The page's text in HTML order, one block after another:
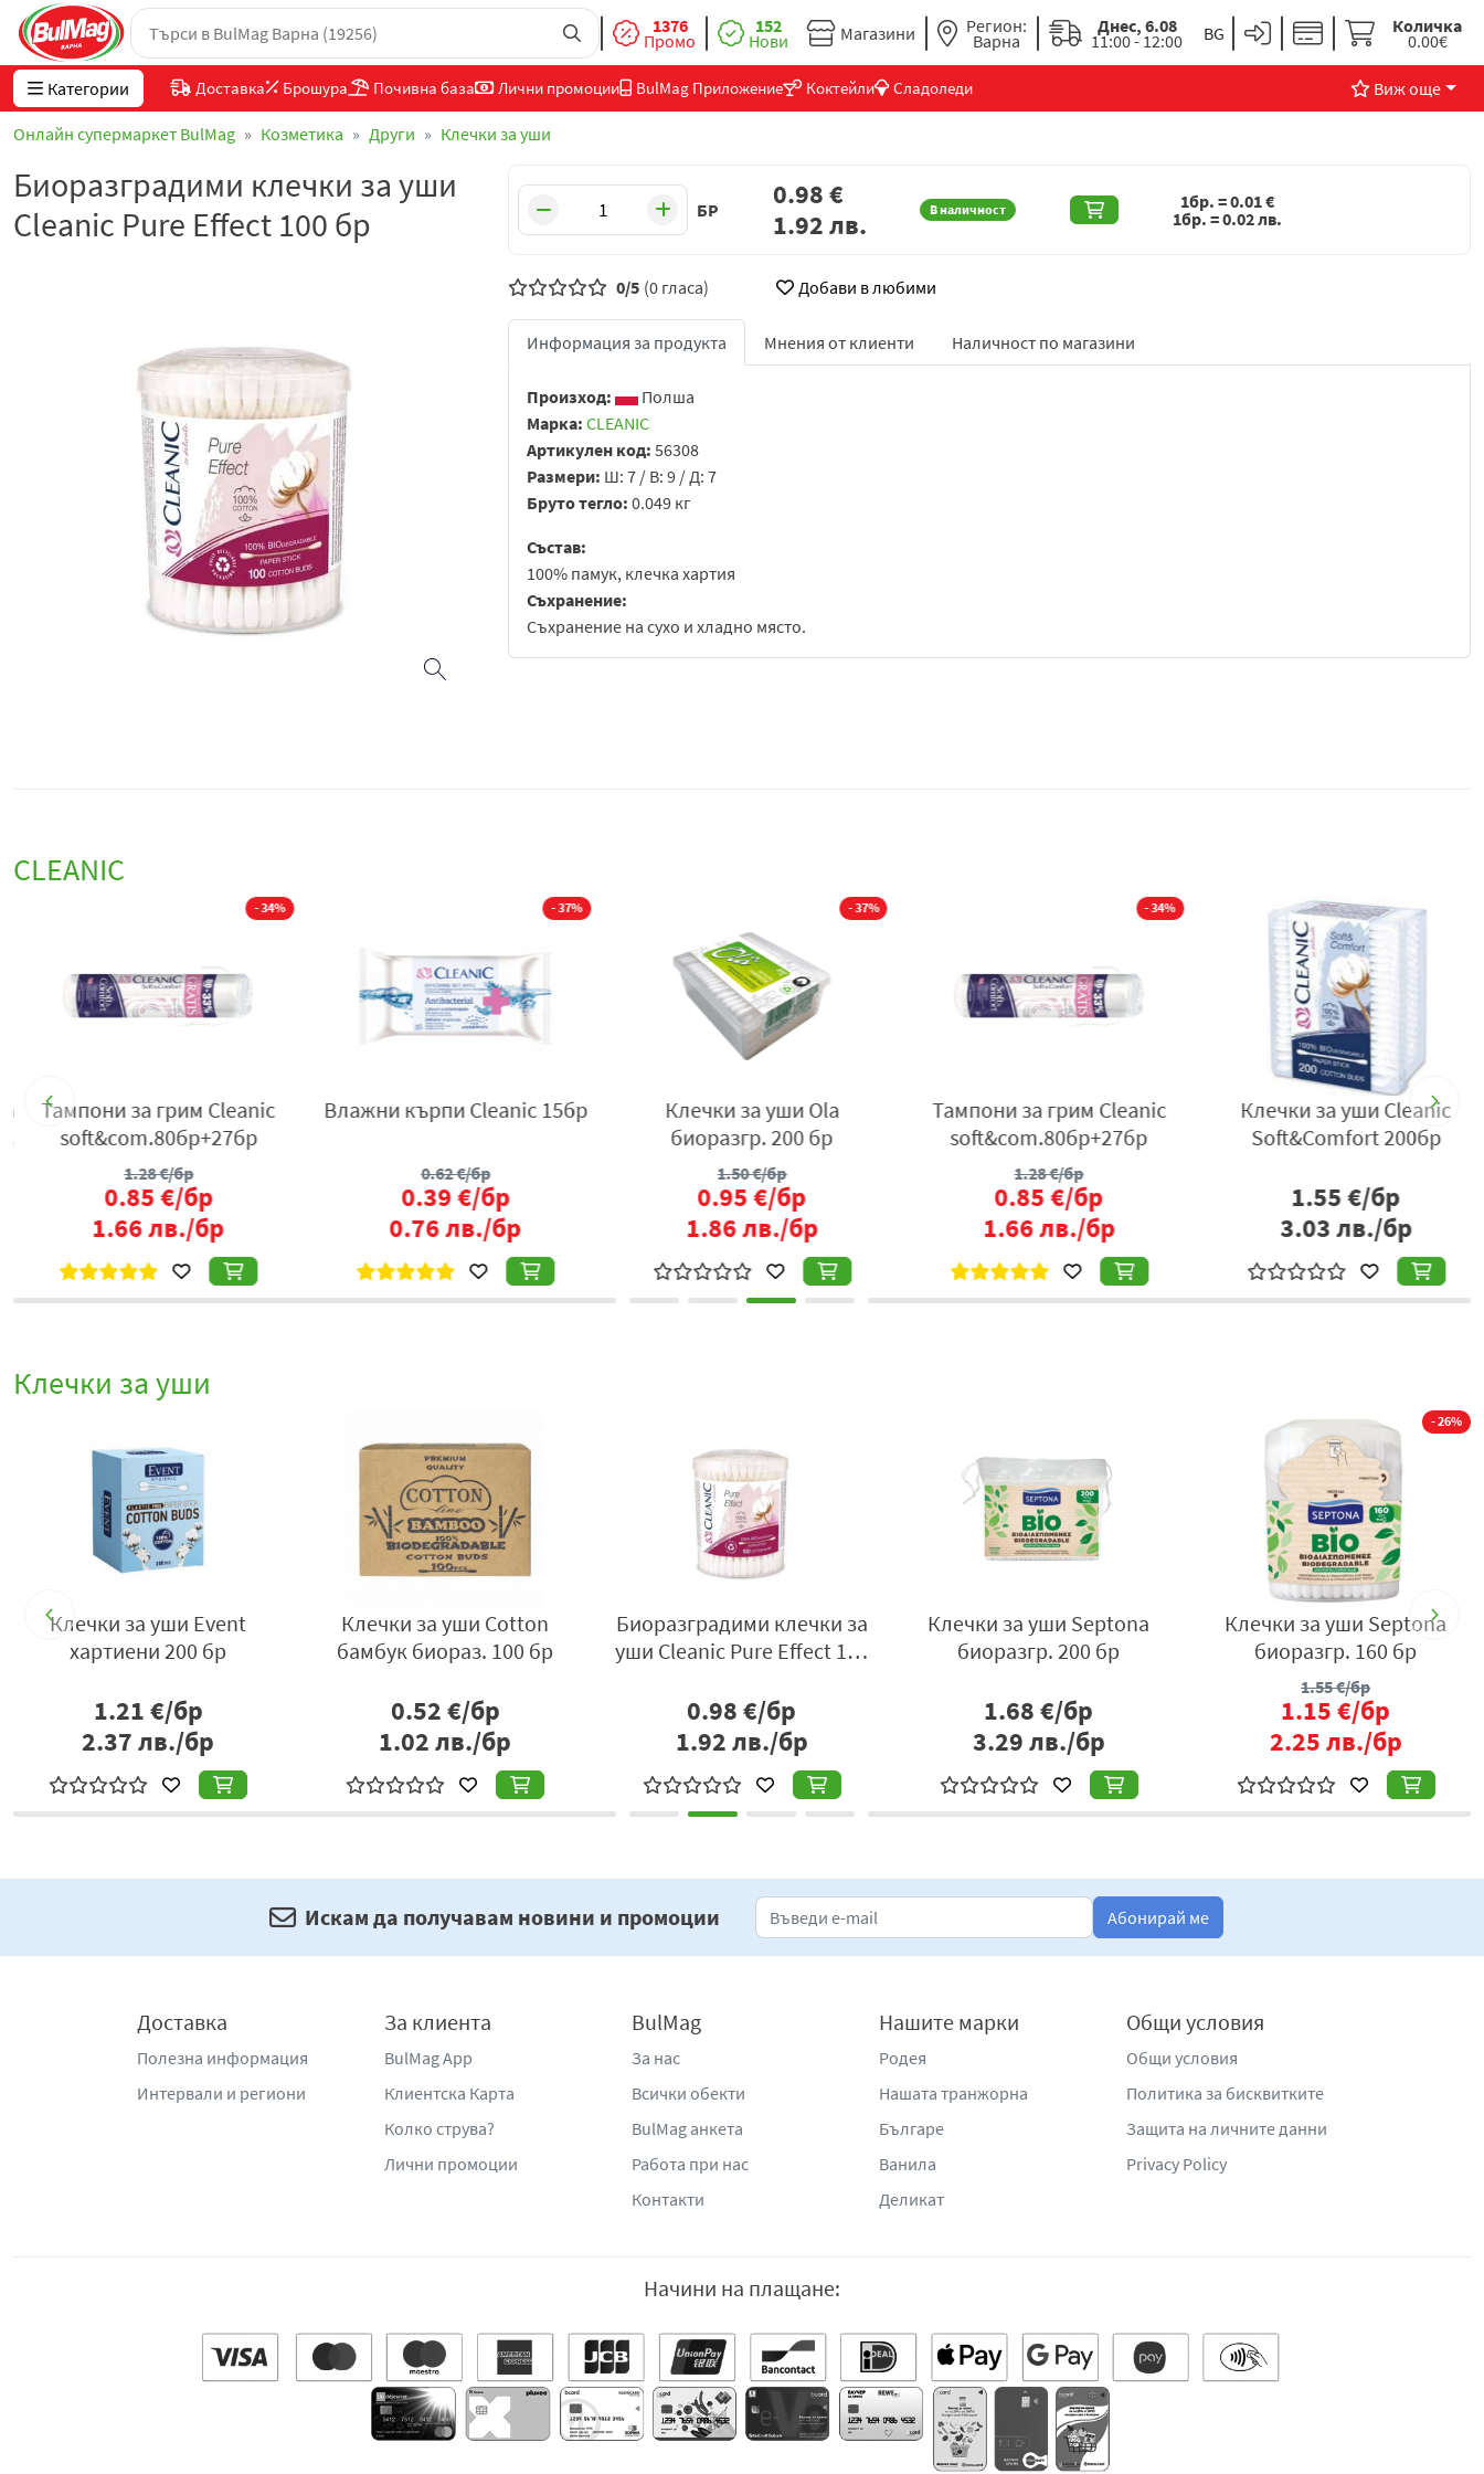
1376
Промо
152
Нови Магазини Регион:
Варна
Днес, 6.08
11:00 - 12:00
Количка
0.00€
Категории Доставка Брошура Почивна база Лични промоции BulMag Приложение Коктейли Сладоледи Виж още
Онлайн супермаркет BulMag Козметика Други Клечки за уши
Биоразградими клечки за уши
Cleanic Pure Effect 100 бр
БР В наличност
0.98€
1.92лв.
1бр. =0.01€
1бр. =0.02лв.
0/5 (0 гласа) Добави в любими
Информация за продукта Мнения от клиенти Наличност по магазини
Произход:
Полша
Марка: CLEANIC
Артикулен код: 56308
Размери: Ш: 7 / В: 9 / Д: 7
Бруто тегло: 0.049 кг
Състав:
100% памук, клечка хартия
Съхранение:
Съхранение на сухо и хладно място.
CLEANIC
- 34%
Тампони за грим Cleanic
soft&com.80бр+27бр
1.28€/бр
0.85€/бр
1.66лв./бр
- 37%
Влажни кърпи Cleanic 15бр
0.62€/бр
0.39€/бр
0.76лв./бр
- 37%
Клечки за уши Ola
биоразгр. 200 бр
1.50€/бр
0.95€/бр
1.86лв./бр
- 34%
Тампони за грим Cleanic
soft&com.80бр+27бр
1.28€/бр
0.85€/бр
1.66лв./бр
Клечки за уши Cleanic
Soft&Comfort 200бр
1.55€/бр
3.03лв./бр
Клечки за уши
Клечки за уши Event
хартиени 200 бр
1.21€/бр
2.37лв./бр
Клечки за уши Cotton
бамбук биораз. 100 бр
0.52€/бр
1.02лв./бр
Биоразградими клечки за
уши Cleanic Pure Effect 100
0.98€/бр
1.92лв./бр
Клечки за уши Septona
биоразгр. 200 бр
1.68€/бр
3.29лв./бр
- 26%
Клечки за уши Septona
биоразгр. 160 бр
1.55€/бр
1.15€/бр
2.25лв./бр
Искам да получавам новини и промоции Абонирай ме
Доставка
Полезна информация
Интервали и региони
За клиента
BulMag App
Клиентска Карта
Колко струва?
Лични промоции
BulMag
За нас
Всички обекти
BulMag анкета
Работа при нас
Контакти
Нашите марки
Родея
Нашата транжорна
Българе
Ванила
Деликат
Общи условия
Общи условия
Политика за бисквитките
Защита на личните данни
Privacy Policy
Начини на плащане: